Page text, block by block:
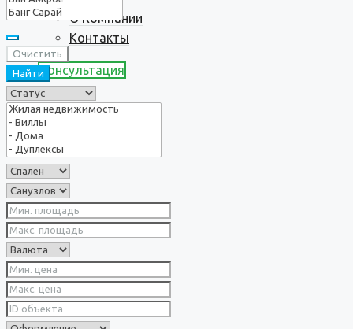
О Компании
Контакты
Консультация
Очистить
Найти